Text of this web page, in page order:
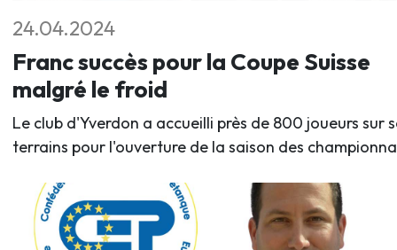
24.04.2024
Franc succès pour la Coupe Suisse
malgré le froid
Le club d'Yverdon a accueilli près de 800 joueurs sur
terrains pour l'ouverture de la saison des